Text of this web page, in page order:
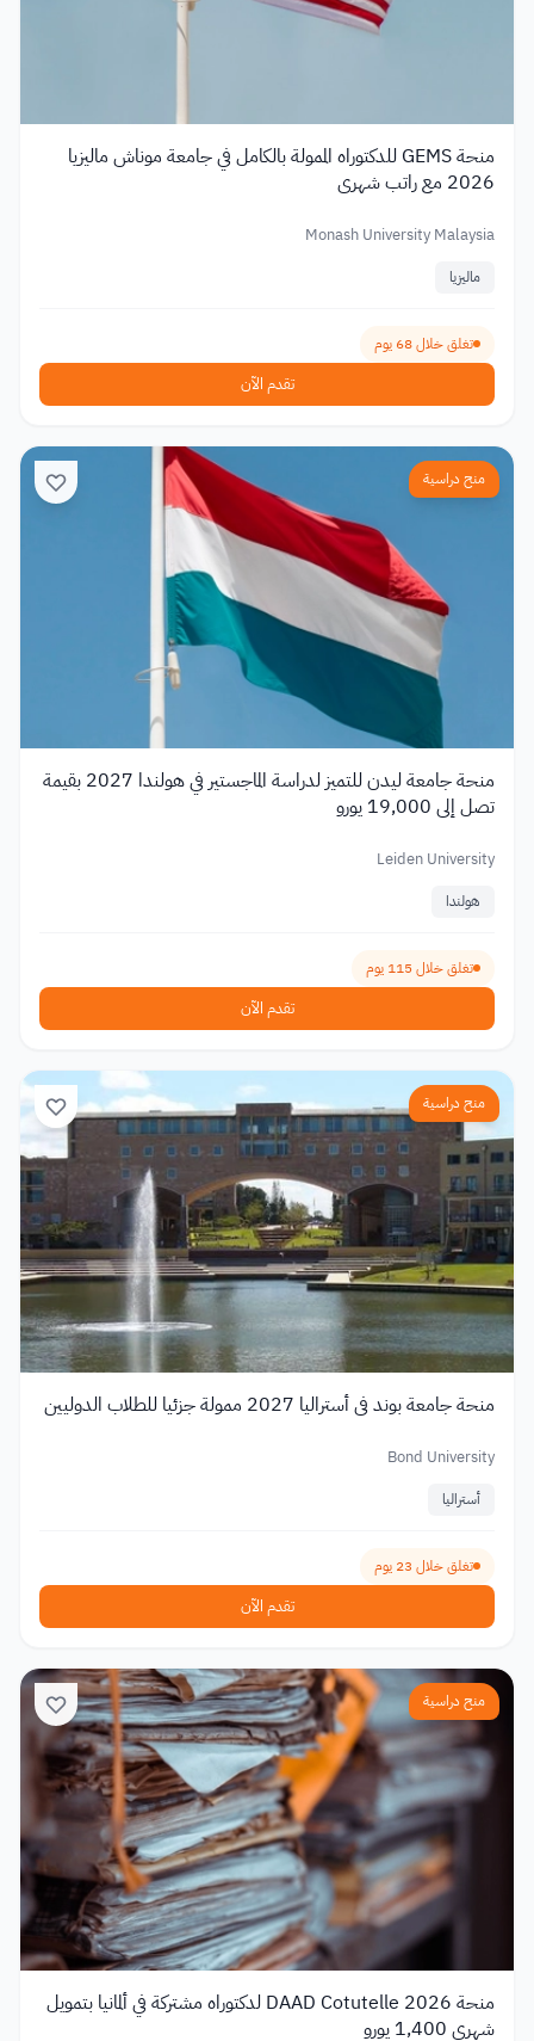
منحة GEMS للدكتوراه الممولة بالكامل في جامعة موناش ماليزيا
2026 مع راتب شهري
Monash University Malaysia
ماليزيا
تغلق خلال 68 يوم
تقدم الآن
منح دراسية
منحة جامعة ليدن للتميز لدراسة الماجستير في هولندا 2027 بقيمة
تصل إلى 19,000 يورو
Leiden University
هولندا
تغلق خلال 115 يوم
تقدم الآن
منح دراسية
منحة جامعة بوند في أستراليا 2027 ممولة جزئيا للطلاب الدوليين
Bond University
أستراليا
تغلق خلال 23 يوم
تقدم الآن
منح دراسية
منحة DAAD Cotutelle 2026 لدكتوراه مشتركة في ألمانيا بتمويل
شهري 1,400 يورو